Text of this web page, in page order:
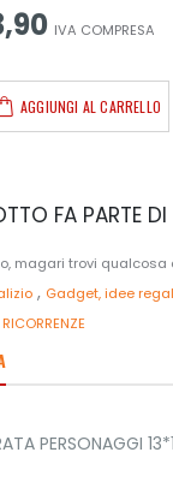
IVA COMPRESA
AGGIUNGI AL CARRELLO
FA PARTE DI
magari trovi qualcosa
, Gadget, idee
PERSONAGGI